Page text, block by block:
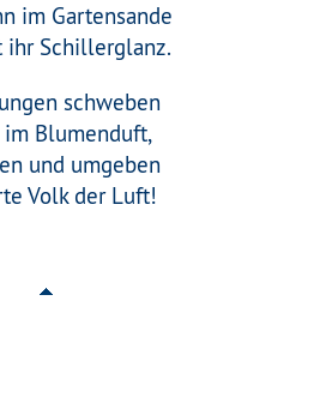
im Gartensande
Schillerglanz.
schweben
im Blumenduft,
und umgeben
Volk der Luft!